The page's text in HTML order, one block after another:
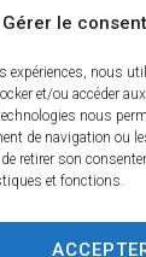
Gérer le
expériences, nous
et/ou accéder
nous
de navigation ou
retirer son
et fonctions.
de 9h à 12h